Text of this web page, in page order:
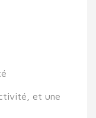
et une